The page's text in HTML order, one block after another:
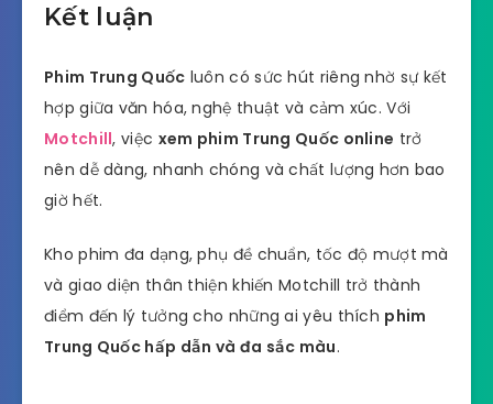
Kết luận
Phim Trung Quốc luôn có sức hút riêng nhờ sự kết
hợp giữa văn hóa, nghệ thuật và cảm xúc. Với
Motchill, việc xem phim Trung Quốc online trở
nên dễ dàng, nhanh chóng và chất lượng hơn bao
giờ hết.
Kho phim đa dạng, phụ đề chuẩn, tốc độ mượt mà
và giao diện thân thiện khiến Motchill trở thành
điểm đến lý tưởng cho những ai yêu thích phim
Trung Quốc hấp dẫn và đa sắc màu.